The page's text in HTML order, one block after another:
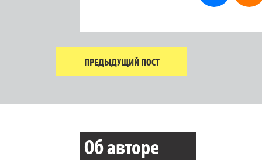
ПРЕДЫДУЩИЙ ПОСТ
Об авторе